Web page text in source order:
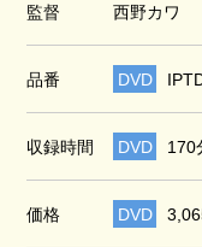
監督 西野カワ
品番 DVD
収録時間 DVD 170
価格 DVD